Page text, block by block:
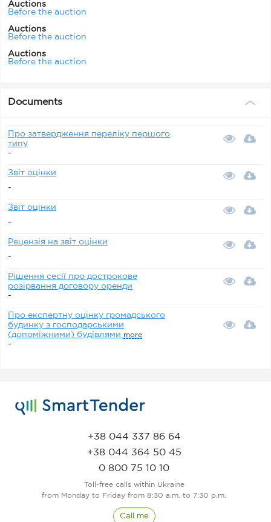
Auctions
Before the auction
Auctions
Before the auction
Auctions
Before the auction
Documents
Про затвердження переліку першого
типу
-
Звіт оцінки
-
Звіт оцінки
-
Рецензія на звіт оцінки
-
Рішення сесії про дострокове
розірвання договору оренди
-
Про експертну оцінку громадського
будинку з господарськими
(допоміжними) будівлями more
-
+38 044 337 86 64
+38 044 364 50 45
0 800 75 10 10
Toll-free calls within Ukraine
from Monday to Friday from 8:30 a.m. to 7:30 p.m.
Call me